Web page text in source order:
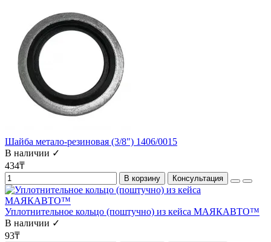
Шайба метало-резиновая (3/8") 1406/0015
В наличии ✓
434₸
В корзину Консультация
Уплотнительное кольцо (поштучно) из кейса МАЯКАВТО™
В наличии ✓
93₸